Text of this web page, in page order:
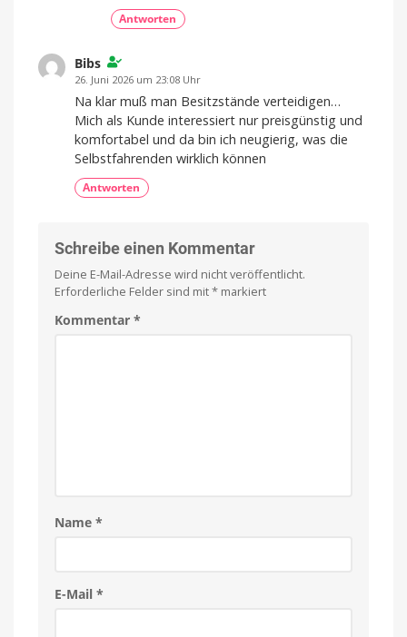
Antworten
Bibs
26. Juni 2026 um 23:08 Uhr
Na klar muß man Besitzstände verteidigen…
Mich als Kunde interessiert nur preisgünstig und
komfortabel und da bin ich neugierig, was die
Selbstfahrenden wirklich können
Antworten
Schreibe einen Kommentar
Deine E-Mail-Adresse wird nicht veröffentlicht.
Erforderliche Felder sind mit* markiert
Kommentar *
Name *
E-Mail *